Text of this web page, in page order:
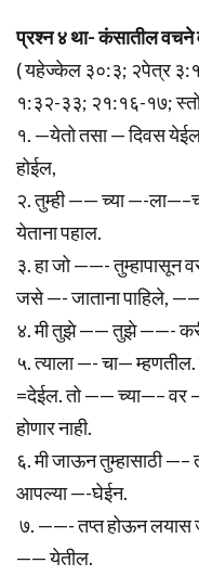
प्रश्न ४ था- कंसातील वचने
( यहेज्केल ३०:३; २पेत्र
१:३२-३३; २१:१६-१७;
१. —येतो तसा — दिवस
होईल,
२. तुम्ही —— च्या —-
येताना पहाल.
३. हा जो ——- तुम्हापासून
जसे —- जाताना पाहिले,
४. मी तुझे —— तुझे ——-
५. त्याला —- चा—
=देईल. तो —— च्या—– वर
होणार नाही.
६. मी जाऊन तुम्हासाठी
आपल्या —-घेईन.
७. ——- तप्त होऊन लयास
—— येतील.